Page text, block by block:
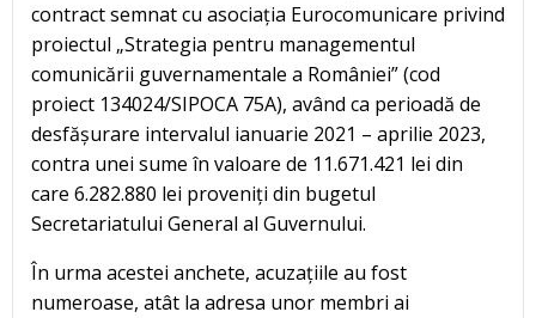
contract semnat cu asociația Eurocomunicare privind
proiectul „Strategia pentru managementul
comunicării guvernamentale a României” (cod
proiect 134024/SIPOCA 75A), având ca perioadă de
desfășurare intervalul ianuarie 2021 – aprilie 2023,
contra unei sume în valoare de 11.671.421 lei din
care 6.282.880 lei proveniți din bugetul
Secretariatului General al Guvernului.
În urma acestei anchete, acuzațiile au fost
numeroase, atât la adresa unor membri ai